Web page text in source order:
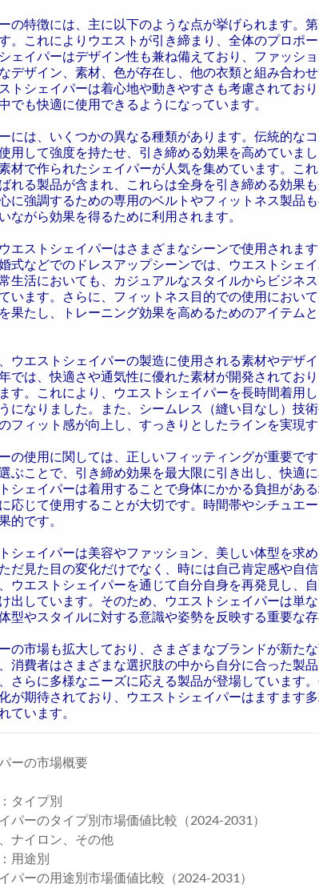
の特徴には、主に以下のような点が挙げられます。
。これによりウエストが引き締まり、全体のプロポー
ェイパーはデザイン性も兼ね備えており、ファッシ
デザイン、素材、色が存在し、他の衣類と組み合わ
トシェイパーは着心地や動きやすさも考慮されてお
でも快適に使用できるようになっています。
には、いくつかの異なる種類があります。伝統的な
用して強度を持たせ、引き締める効果を高めていま
材で作られたシェイパーが人気を集めています。こ
れる製品が含まれ、これらは全身を引き締める効果
に強調するための専用のベルトやフィットネス製品
ながら効果を得るために利用されます。
エストシェイパーはさまざまなシーンで使用されま
式などでのドレスアップシーンでは、ウエストシェ
生活においても、カジュアルなスタイルからビジネ
います。さらに、フィットネス目的での使用におい
果たし、トレーニング効果を高めるためのアイテム
ウエストシェイパーの製造に使用される素材やデザ
では、快適さや通気性に優れた素材が開発されてお
す。これにより、ウエストシェイパーを長時間着用
になりました。また、シームレス（縫い目なし）技
フィット感が向上し、すっきりとしたラインを実現す
の使用に関しては、正しいフィッティングが重要で
ぶことで、引き締め効果を最大限に引き出し、快適
シェイパーは着用することで身体にかかる負担があ
応じて使用することが大切です。時間帯やシチュエ
的です。
シェイパーは美容やファッション、美しい体型を求
だ見た目の変化だけでなく、時には自己肯定感や自
ウエストシェイパーを通じて自分自身を再発見し、
出しています。そのため、ウエストシェイパーは単
型やスタイルに対する意識や姿勢を反映する重要な存
の市場も拡大しており、さまざまなブランドが新た
消費者はさまざまな選択肢の中から自分に合った製
さらに多様なニーズに応える製品が登場しています
が期待されており、ウエストシェイパーはますます
ています。
ーの市場概要
タイプ別
パーのタイプ別市場価値比較（2024-2031）
ナイロン、その他
用途別
パーの用途別市場価値比較（2024-2031）